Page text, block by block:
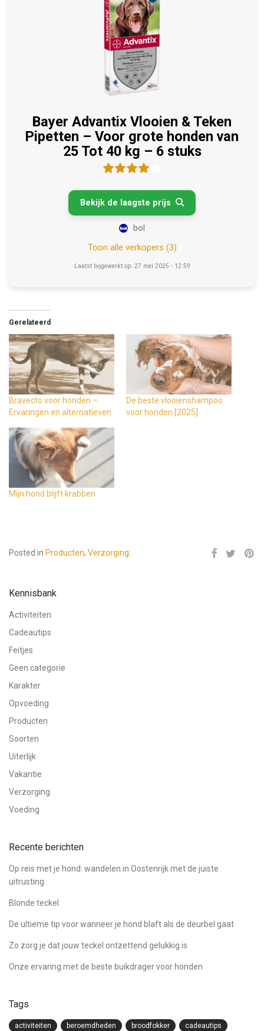
Bayer Advantix Vlooien & Teken
Pipetten – Voor grote honden van
25 Tot 40 kg – 6 stuks
Bekijk de laagste prijs 
bol
Toon alle verkopers (3)
Laatst bijgewerkt op: 27 mei 2025 - 12:59
Gerelateerd
Bravecto voor honden –
Ervaringen en alternatieven
De beste vlooienshampoo
voor honden [2025]
Mijn hond blijft krabben
Posted in Producten, Verzorging.
Kennisbank
Activiteiten
Cadeautips
Feitjes
Geen categorie
Karakter
Opvoeding
Producten
Soorten
Uiterlijk
Vakantie
Verzorging
Voeding
Recente berichten
Op reis met je hond: wandelen in Oostenrijk met de juiste
uitrusting
Blonde teckel
De ultieme tip voor wanneer je hond blaft als de deurbel gaat
Zo zorg je dat jouw teckel ontzettend gelukkig is
Onze ervaring met de beste buikdrager voor honden
Tags
activiteiten beroemdheden broodfokker
cadeautips